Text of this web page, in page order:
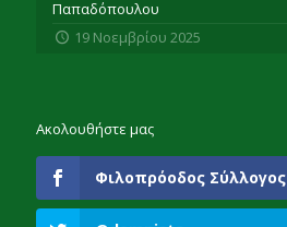
Παπαδόπουλου
19 Νοεμβρίου 2025
Ακολουθήστε μας
Φιλοπρόοδος Σύλλογος